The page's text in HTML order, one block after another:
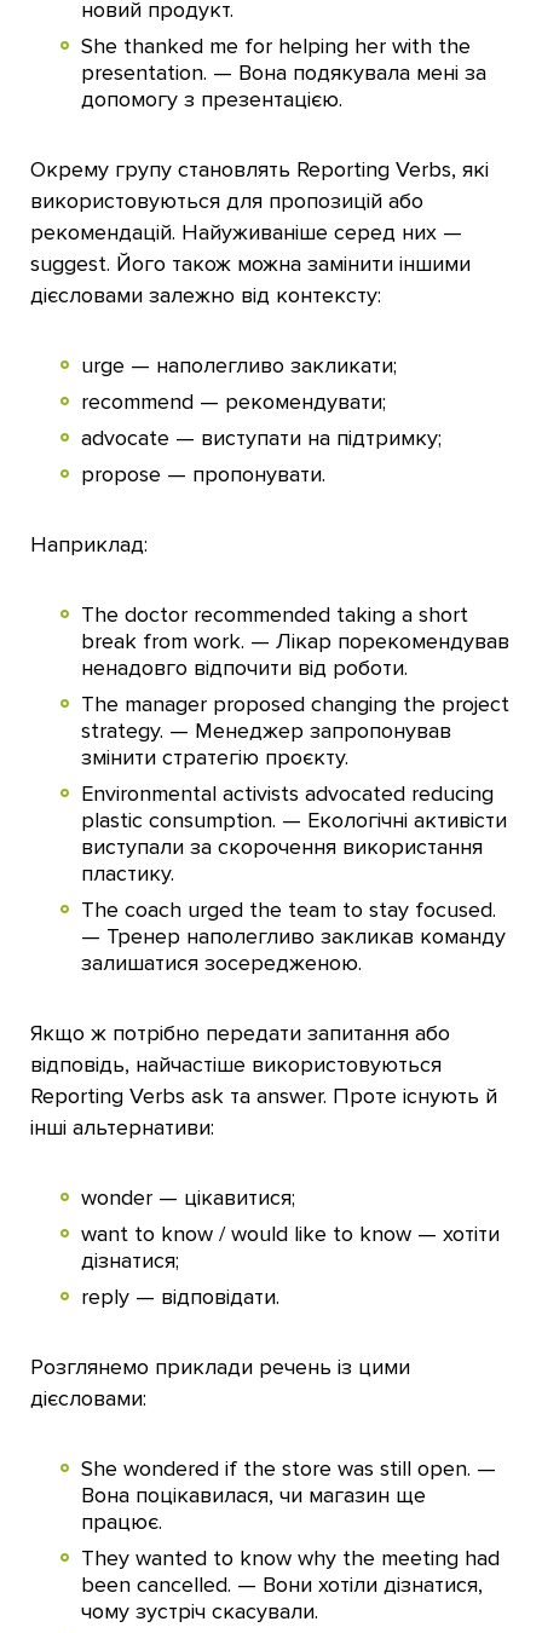
новий продукт.
She thanked me for helping her with the
presentation. — Вона подякувала мені за
допомогу з презентацією.
Окрему групу становлять Reporting Verbs, які
використовуються для пропозицій або
рекомендацій. Найуживаніше серед них —
suggest. Його також можна замінити іншими
дієсловами залежно від контексту:
urge — наполегливо закликати;
recommend — рекомендувати;
advocate — виступати на підтримку;
propose — пропонувати.
Наприклад:
The doctor recommended taking a short
break from work. — Лікар порекомендував
ненадовго відпочити від роботи.
The manager proposed changing the project
strategy. — Менеджер запропонував
змінити стратегію проєкту.
Environmental activists advocated reducing
plastic consumption. — Екологічні активісти
виступали за скорочення використання
пластику.
The coach urged the team to stay focused.
— Тренер наполегливо закликав команду
залишатися зосередженою.
Якщо ж потрібно передати запитання або
відповідь, найчастіше використовуються
Reporting Verbs ask та answer. Проте існують й
інші альтернативи:
wonder — цікавитися;
want to know / would like to know — хотіти
дізнатися;
reply — відповідати.
Розглянемо приклади речень із цими
дієсловами:
She wondered if the store was still open. —
Вона поцікавилася, чи магазин ще
працює.
They wanted to know why the meeting had
been cancelled. — Вони хотіли дізнатися,
чому зустріч скасували.